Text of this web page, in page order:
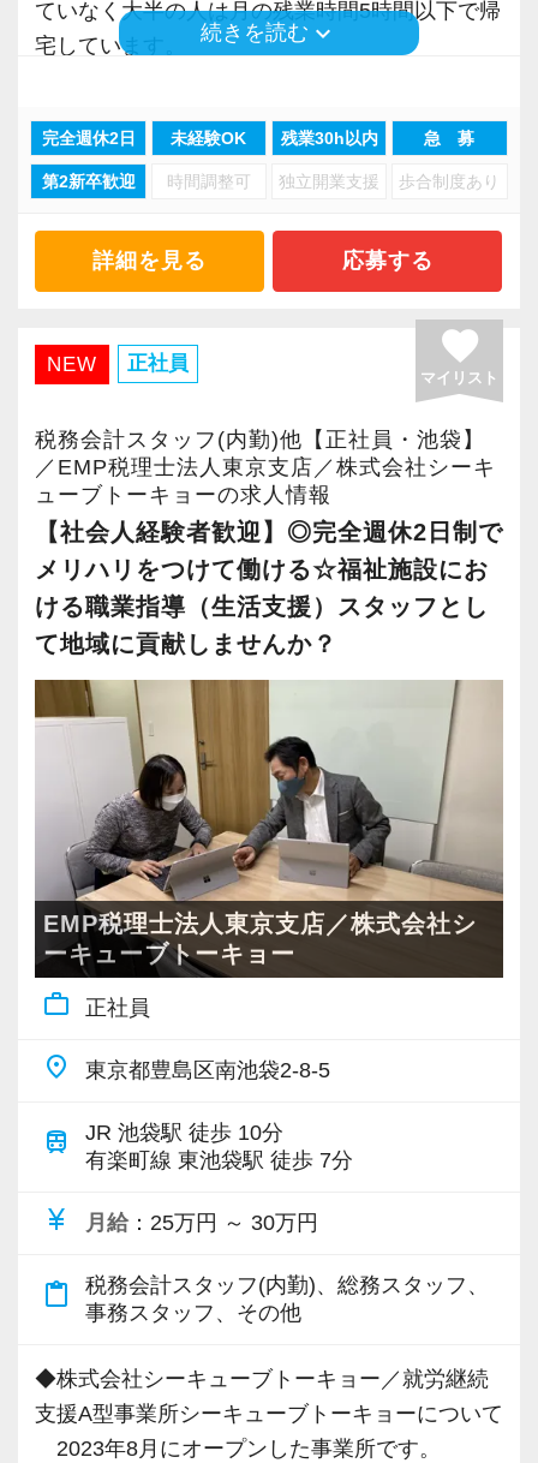
境に飛び込むわけです。
最初のフォローは大切だと考えています。
当初は代表や職員と一緒にお客様先へ同行し、
現場でどう対応するのか。
どんなご相談が多いのかなど、体験して頂きま
その後は徐々に担当を引き継ぎ。
つ、動物病院の顧問担当や融資相談など幅広く
お任せする予定です。
【対面も、効率も大事にしたい方へ！】
その信頼がご紹介を呼び、お客様は日本全国
に！基本はITやメール・電話・LINE（社用携帯
支給）で対応しつつ、遠方については半年に一
度のペースでご訪問することができます。
また、近隣のお客様へも訪問は3カ月に一度にな
っています。
お客様と対面でお話する機会を大事にしたい
方。その上で、効率も重視しながら働きたい方
には最適です！
ていなく大半の人は月の残業時間5時間以下で帰
宅しています。
【他事務所との違い】
お客様が全国にいるため、遠方のお客様を担当
する場合には飛行機や新幹線などで訪問して頂
土日祝日などを絡めて観光して頂いても構いま
せん。
フリーアドレスを採用しているため、毎日違う
席で業務を行う形になります。
席にはバランスボールもあるので体幹を鍛えた
い方は自由に使ってもらってます。
ロボットができる仕事はロボットに作業を。と
いうことで、RPAを導入し、人間が行わなくて
良い業務はロボットが作業をするように進めて
いる最中です。
【顧問先拡大に伴う、増員採用です！】
ご支援。
その経験により、会計のみならず人事から開業
支援までトータルでサポートできるノウハウを
蓄積してきました。
独特の特徴やニーズがどこにあるかもわかって
いるため、獣医のお客様からすると安心してな
んでも話せる相談相手となっています。
動物病院の業界に精通し、きめ細かな支援がで
きる。その評判がご紹介につながり、着実に顧
問先は拡大しています。
今回も、それに対応するべく行われる増員募集
【ノウハウをしっかり共有します！】
ノウハウなどは、今のスタッフと共に事務所の
それらを吸収し、応用することで安心感高く業
もちろん税務のプロとしてなら代表や税理士
に、動物病院の業界知識なら先輩たちにいつで
も相談してください。
続きを読む keyboard_arrow_down
完全週休2日 未経験OK 残業30h以内 急 募
第2新卒歓迎 時間調整可 独立開業支援 歩合制度あり
詳細を見る 応募する
NEW 正社員 favorite
マイリスト
税務会計スタッフ(内勤)他【正社員・池袋】
／EMP税理士法人東京支店／株式会社シーキ
ューブトーキョーの求人情報
【社会人経験者歓迎】◎完全週休2日制で
メリハリをつけて働ける☆福祉施設にお
ける職業指導（生活支援）スタッフとし
て地域に貢献しませんか？
EMP税理士法人東京支店／株式会社シ
ーキューブトーキョー
work_outline 正社員
place 東京都豊島区南池袋2-8-5
train
JR 池袋駅 徒歩 10分
有楽町線 東池袋駅 徒歩 7分
currency_yen 月給 ：25万円 ～ 30万円
content_paste
税務会計スタッフ(内勤)、総務スタッフ、
事務スタッフ、その他
◆株式会社シーキューブトーキョー／就労継続
支援A型事業所シーキューブトーキョーについて
2023年8月にオープンした事業所です。